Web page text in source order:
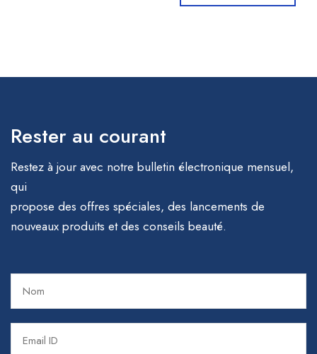
Rester au courant
Restez à jour avec notre bulletin électronique mensuel,
qui
propose des offres spéciales, des lancements de
nouveaux produits et des conseils beauté.